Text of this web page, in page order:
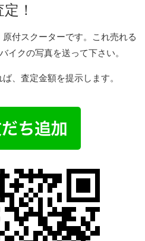
定！
原付スクーターです。これ売れる
イクの写真を送って下さい。
、査定金額を提示します。